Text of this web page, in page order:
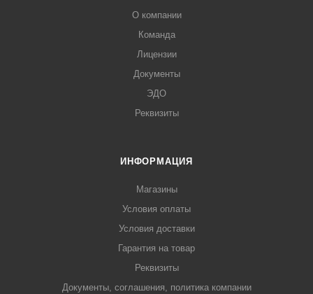
О компании
Команда
Лицензии
Документы
ЭДО
Реквизиты
ИНФОРМАЦИЯ
Магазины
Условия оплаты
Условия доставки
Гарантия на товар
Реквизиты
Документы, соглашения, политика компании